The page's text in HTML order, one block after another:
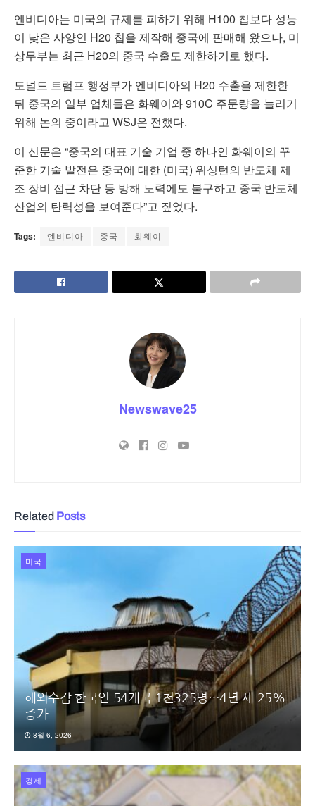
엔비디아는 미국의 규제를 피하기 위해 H100 칩보다 성능
이 낮은 사양인 H20 칩을 제작해 중국에 판매해 왔으나, 미
상무부는 최근 H20의 중국 수출도 제한하기로 했다.
도널드 트럼프 행정부가 엔비디아의 H20 수출을 제한한
뒤 중국의 일부 업체들은 화웨이와 910C 주문량을 늘리기
위해 논의 중이라고 WSJ은 전했다.
이 신문은 “중국의 대표 기술 기업 중 하나인 화웨이의 꾸
준한 기술 발전은 중국에 대한 (미국) 워싱턴의 반도체 제
조 장비 접근 차단 등 방해 노력에도 불구하고 중국 반도체
산업의 탄력성을 보여준다”고 짚었다.
Tags: 엔비디아 중국 화웨이
Newswave25
Related Posts
미국
해외수감 한국인 54개국 1천325명…4년 새 25%
증가
8월 6, 2026
경제